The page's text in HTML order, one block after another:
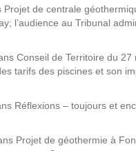
Projet de centrale
l’audience au Tribunal
Conseil de Territoire du 27
tarifs des piscines et son
Réflexions – toujours et
Projet de géothermie à